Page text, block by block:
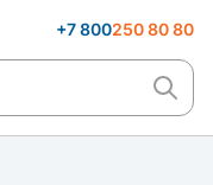
+7 800250 80 80